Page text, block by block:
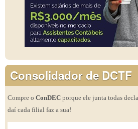
Consolidador de DCTF
Compre o ConDEC porque ele junta todas
daí cada filial faz a sua!